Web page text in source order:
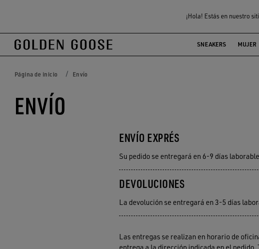
¡Hola! Estás en nuestro
SNEAKERS MUJER
Página de inicio Envío
ENVÍO
ENVÍO EXPRÉS
Su pedido se entregará en 6-9 días
DEVOLUCIONES
La devolución se entregará en 3-5 días
Las entregas se realizan en horario de